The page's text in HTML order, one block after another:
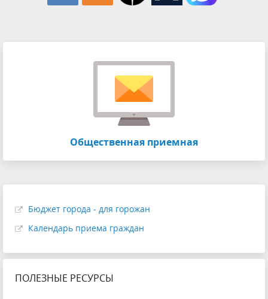
Общественная приемная
Бюджет города - для горожан
Календарь приема граждан
ПОЛЕЗНЫЕ РЕСУРСЫ